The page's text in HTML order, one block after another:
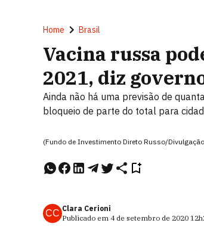
Home Brasil
Vacina russa
2021, diz
Ainda não há uma previsão de
bloqueio de parte do total para
(Fundo de Investimento Direto Russo/
CC Clara Cerioni
Publicado em 4 de setembro de 2020